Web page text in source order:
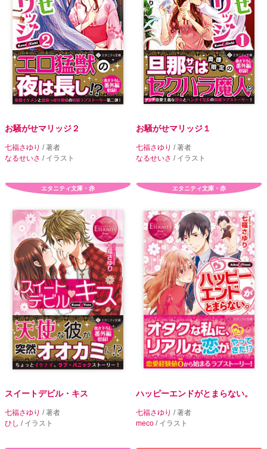
お騒がせマリッジ２
七福さゆり / 著者
なるせいさ / イラスト
お騒がせマリッジ１
七福さゆり / 著者
なるせいさ / イラスト
エタニティ文庫・赤
スイートデビル・キス
七福さゆり / 著者
ひし / イラスト
エタニティ文庫・赤
ハッピーエンドがとまらない。
七福さゆり / 著者
meco / イラスト